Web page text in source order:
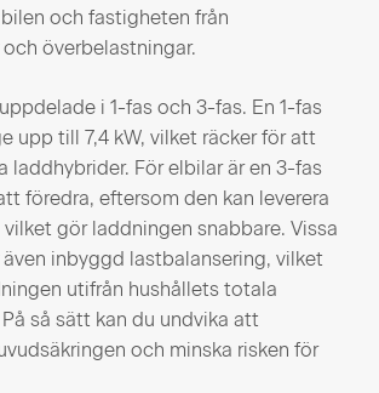
och fastigheten från
överbelastningar​.
i 1-fas och 3-fas. En 1-fas
upp till 7,4 kW, vilket räcker för att
laddhybrider. För elbilar är en 3-fas
föredra, eftersom den kan leverera
vilket gör laddningen snabbare. Vissa
inbyggd lastbalansering, vilket
utifrån hushållets totala
så sätt kan du undvika att
och minska risken för